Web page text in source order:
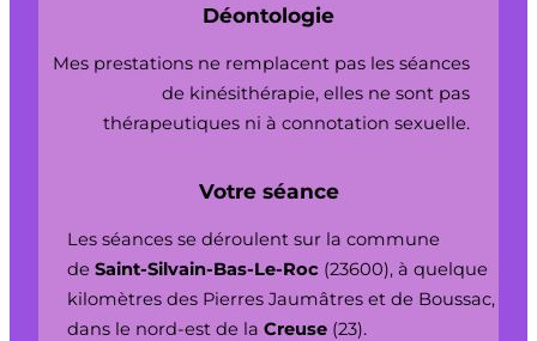
Déontologie
Mes prestations ne remplacent pas les séances
de kinésithérapie, elles ne sont pas
thérapeutiques ni à connotation sexuelle.
Votre séance
Les séances se déroulent sur la commune
de Saint-Silvain-Bas-Le-Roc (23600), à quelque
kilomètres des Pierres Jaumâtres et de Boussac,
dans le nord-est de la Creuse (23).